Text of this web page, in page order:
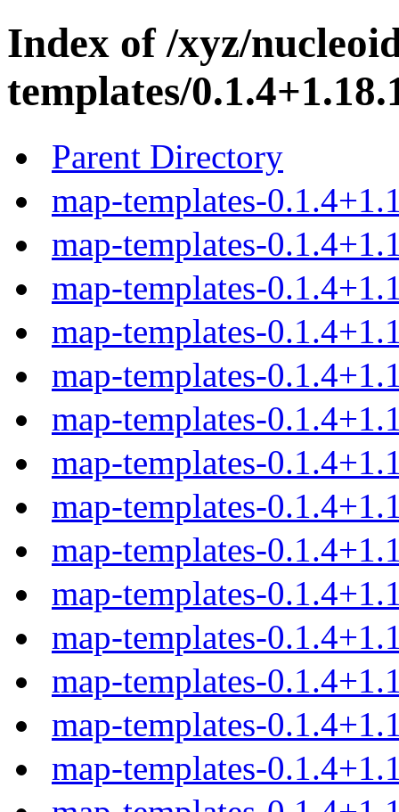
Index of /xyz/
templates/
Parent Directory
map-templates-
map-templates-
map-templates-
map-templates-
map-templates-
map-templates-
map-templates-
map-templates-
map-templates-
map-templates-
map-templates-
map-templates-
map-templates-
map-templates-